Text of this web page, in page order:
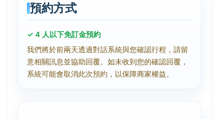
預約方式
✓ 4 人以下免訂金預約
我們將於前兩天透過對話系統與您確認行程，請留
意相關訊息並協助回覆。如未收到您的確認回覆，
系統可能會取消此次預約，以保障商家權益。